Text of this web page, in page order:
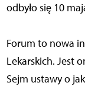
odbyło się 10
Forum to nowa
Lekarskich. Jest
Sejm ustawy o